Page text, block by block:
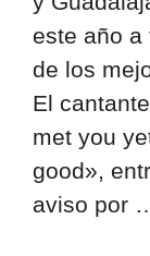
este año a
de los
El
met you
good»,
aviso por